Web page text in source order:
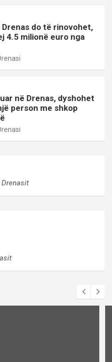
do të rinovohet,
4.5 milionë euro nga
në Drenas, dyshohet
person me shkop